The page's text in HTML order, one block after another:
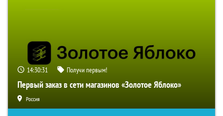
14:30:30 Получи первым!
Первый заказ в сети магазинов «Золотое Яблоко»
Россия